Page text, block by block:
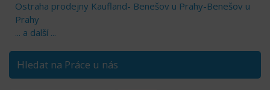
Ostraha prodejny Kaufland- Benešov u Prahy-Benešov u
Prahy
... a další ...
Hledat na Práce u nás